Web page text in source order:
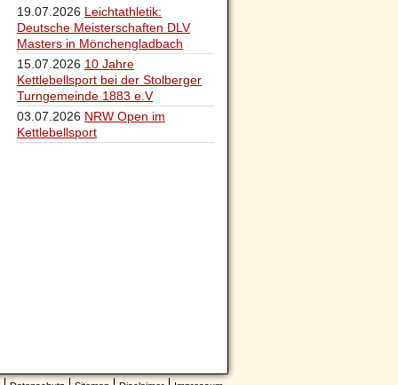
19.07.2026 Leichtathletik:
Deutsche Meisterschaften DLV
Masters in Mönchengladbach
15.07.2026 10 Jahre
Kettlebellsport bei der Stolberger
Turngemeinde 1883 e.V
03.07.2026 NRW Open im
Kettlebellsport